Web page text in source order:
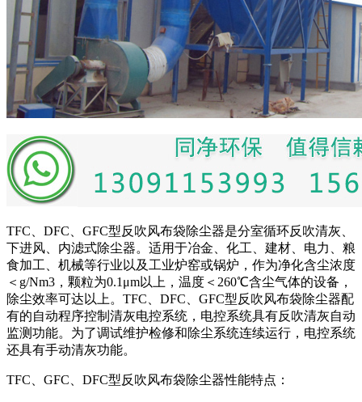
TFC、DFC、GFC型反吹风布袋除尘器是分室循环反吹清灰、
下进风、内滤式除尘器。适用于冶金、化工、建材、电力、粮
食加工、机械等行业以及工业炉窑或锅炉，作为净化含尘浓度
＜g/Nm3，颗粒为0.1μm以上，温度＜260℃含尘气体的设备，
除尘效率可达以上。TFC、DFC、GFC型反吹风布袋除尘器配
有的自动程序控制清灰电控系统，电控系统具有反吹清灰自动
监测功能。为了调试维护检修和除尘系统连续运行，电控系统
还具有手动清灰功能。
TFC、GFC、DFC型反吹风布袋除尘器性能特点：